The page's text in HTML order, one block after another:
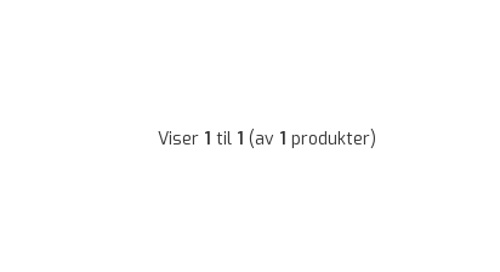
Viser 1 til 1 (av 1 produkter)